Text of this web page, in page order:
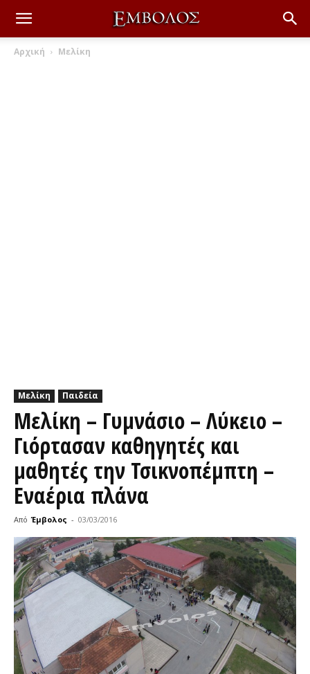
Αρχική Μελίκη
Μελίκη Παιδεία
Μελίκη – Γυμνάσιο – Λύκειο –
Γιόρτασαν καθηγητές και
μαθητές την Τσικνοπέμπτη –
Εναέρια πλάνα
Από Έμβολος - 03/03/2016